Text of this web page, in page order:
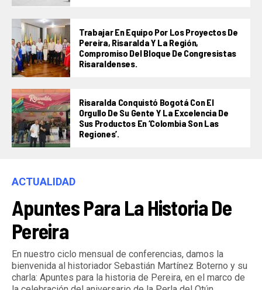
Trabajar En Equipo Por Los Proyectos De
Pereira, Risaralda Y La Región,
Compromiso Del Bloque De Congresistas
Risaraldenses.
Risaralda Conquistó Bogotá Con El
Orgullo De Su Gente Y La Excelencia De
Sus Productos En ‘Colombia Son Las
Regiones’.
ACTUALIDAD
Apuntes Para La Historia De
Pereira
En nuestro ciclo mensual de conferencias, damos la
bienvenida al historiador Sebastián Martínez Boterno y su
charla: Apuntes para la historia de Pereira, en el marco de